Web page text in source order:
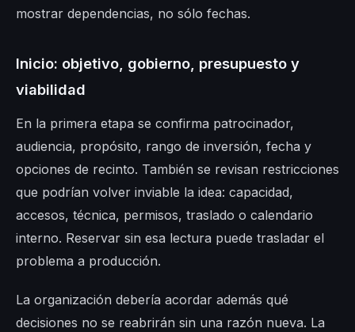
mostrar dependencias, no sólo fechas.
Inicio: objetivo, gobierno, presupuesto y
viabilidad
En la primera etapa se confirma patrocinador,
audiencia, propósito, rango de inversión, fecha y
opciones de recinto. También se revisan restricciones
que podrían volver inviable la idea: capacidad,
accesos, técnica, permisos, traslado o calendario
interno. Reservar sin esa lectura puede trasladar el
problema a producción.
La organización debería acordar además qué
decisiones no se reabrirán sin una razón nueva. La